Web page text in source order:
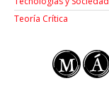
Teoría Crítica